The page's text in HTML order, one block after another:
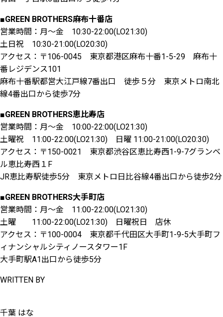
■GREEN BROTHERS麻布十番店
営業時間：月～金 10:30-22:00(LO21:30)
土日祝 10:30-21:00(LO20:30)
アクセス：〒106-0045 東京都港区麻布十番1-5-29 麻布十
番レジデンス101
麻布十番駅都営大江戸線7番出口 徒歩５分 東京メトロ南北
線4番出口から徒歩7分
■GREEN BROTHERS恵比寿店
営業時間：月～金 10:00-22:00(LO21:30)
土曜祝 11:00-22:00(LO21:30) 日曜 11:00-21:00(LO20:30)
アクセス：〒150-0021 東京都渋谷区恵比寿西1-9-7グランベ
ル恵比寿西１F
JR恵比寿駅徒歩5分 東京メトロ日比谷線4番出口から徒歩2分
■GREEN BROTHERS大手町店
営業時間：月～金 11:00-22:00(LO21:30)
土曜 11:00-22:00(LO21:30) 日曜祝日 店休
アクセス：〒100-0004 東京都千代田区大手町1-9-5大手町フ
ィナンシャルシティノースタワー1F
大手町駅A1出口から徒歩5分
WRITTEN BY
千葉 はな